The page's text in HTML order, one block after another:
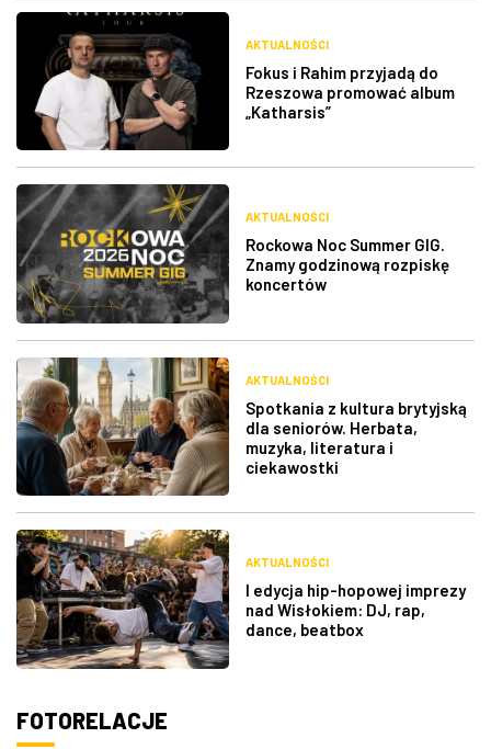
AKTUALNOŚCI
Fokus i Rahim przyjadą do
Rzeszowa promować album
„Katharsis”
AKTUALNOŚCI
Rockowa Noc Summer GIG.
Znamy godzinową rozpiskę
koncertów
AKTUALNOŚCI
Spotkania z kultura brytyjską
dla seniorów. Herbata,
muzyka, literatura i
ciekawostki
AKTUALNOŚCI
I edycja hip-hopowej imprezy
nad Wisłokiem: DJ, rap,
dance, beatbox
FOTORELACJE